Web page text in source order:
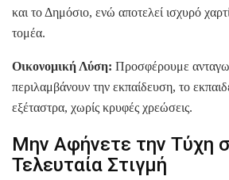
και το Δημόσιο, ενώ αποτελεί ισχυρό
τομέα.
Οικονομική Λύση: Προσφέρουμε
περιλαμβάνουν την εκπαίδευση, το
εξέταστρα, χωρίς κρυφές χρεώσεις.
Μην Αφήνετε την Τύχη
Τελευταία Στιγμή